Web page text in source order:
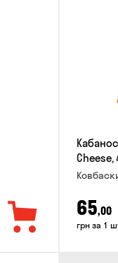
Кабаноси з м'яса птиці
Cheese,
65,00
грн за 1